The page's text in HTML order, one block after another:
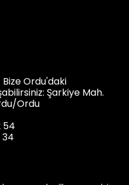
Ordu'daki
Şarkiye Mah.
Ordu
54
34